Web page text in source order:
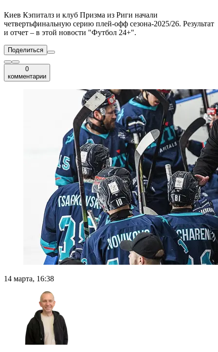
Киев Кэпиталз и клуб Призма из Риги начали
четвертьфинальную серию плей-офф сезона-2025/26. Результат
и отчет – в этой новости "Футбол 24+".
Поделиться
0
комментарии
14 марта, 16:38